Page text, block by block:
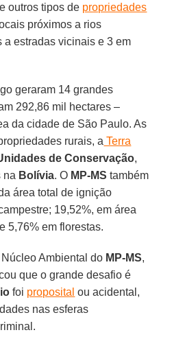
outros tipos de propriedades
próximos a rios
a estradas vicinais e 3 em
geraram 14 grandes
292,86 mil hectares –
da cidade de São Paulo. As
rurais, a Terra
de Conservação,
na Bolívia. O MP-MS também
área total de ignição
19,52%, em área
5,76% em florestas.
Ambiental do MP-MS,
que o grande desafio é
foi proposital ou acidental,
nas esferas